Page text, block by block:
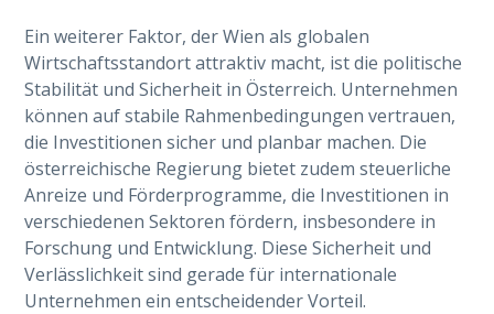
Ein weiterer Faktor, der Wien als globalen
Wirtschaftsstandort attraktiv macht, ist die politische
Stabilität und Sicherheit in Österreich. Unternehmen
können auf stabile Rahmenbedingungen vertrauen,
die Investitionen sicher und planbar machen. Die
österreichische Regierung bietet zudem steuerliche
Anreize und Förderprogramme, die Investitionen in
verschiedenen Sektoren fördern, insbesondere in
Forschung und Entwicklung. Diese Sicherheit und
Verlässlichkeit sind gerade für internationale
Unternehmen ein entscheidender Vorteil.